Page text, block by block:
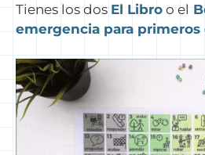
Tienes los dos El Libro o el
emergencia para primeros